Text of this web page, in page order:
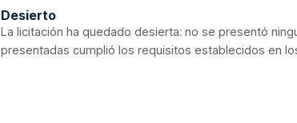
Desierto
La licitación ha quedado desierta: no se presentó
presentadas cumplió los requisitos establecidos en